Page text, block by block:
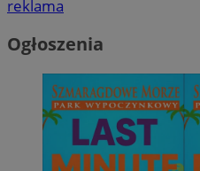
reklama
Ogłoszenia